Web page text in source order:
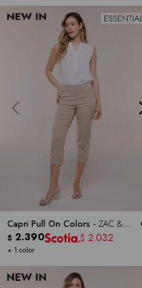
Capri Pull On Colors - ZAC &
RACHEL
+ 1 color
$ 2.390 $ 2.032